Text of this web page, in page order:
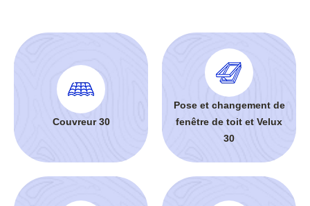
Couvreur 30
Pose et changement de
fenêtre de toit et Velux
30